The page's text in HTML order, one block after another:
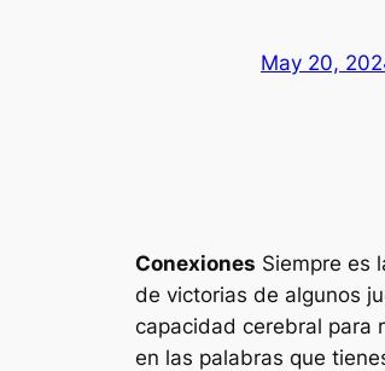
May 20,
Conexiones Siempre es
de victorias de algunos
capacidad cerebral para
en las palabras que